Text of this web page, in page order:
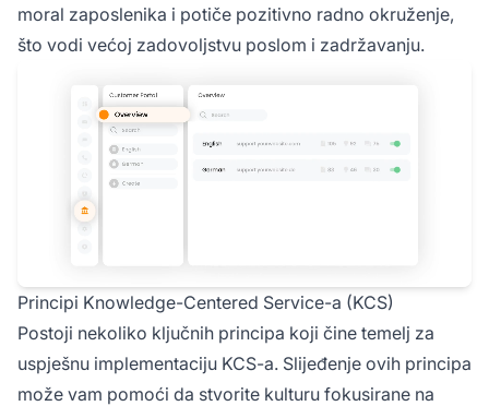
moral zaposlenika i potiče pozitivno radno okruženje,
što vodi većoj zadovoljstvu poslom i zadržavanju.
Principi Knowledge-Centered Service-a (KCS)
Postoji nekoliko ključnih principa koji čine temelj za
uspješnu implementaciju KCS-a. Slijeđenje ovih principa
može vam pomoći da stvorite kulturu fokusirane na